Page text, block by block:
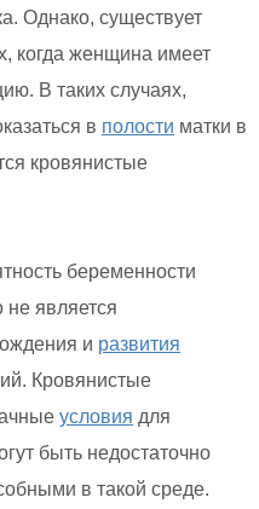
Однако, существует
когда женщина имеет
В таких случаях,
в полости матки в
кровянистые
беременности
не является
и развития
Кровянистые
условия для
быть недостаточно
в такой среде.